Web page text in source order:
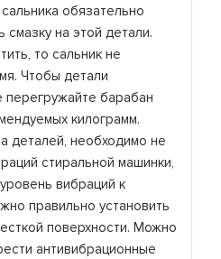
обязательно
смазку на этой детали.
то сальник не
Чтобы детали
барабан
килограмм.
деталей, необходимо не
стиральной машинки,
вибраций к
правильно установить
поверхности. Можно
антивибрационные